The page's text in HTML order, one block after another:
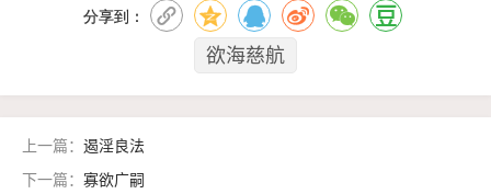
分享到：
欲海慈航
上一篇： 遏淫良法
下一篇： 寡欲广嗣